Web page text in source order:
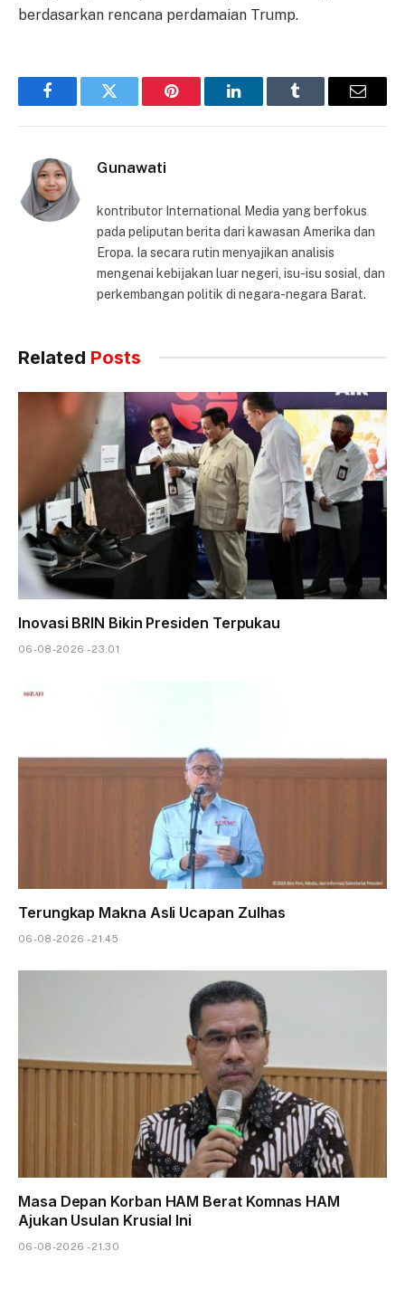
berdasarkan rencana perdamaian Trump.
FacebookTwitter Pinterest LinkedInTumblr Email
Gunawati
kontributor International Media yang berfokus
pada peliputan berita dari kawasan Amerika dan
Eropa. Ia secara rutin menyajikan analisis
mengenai kebijakan luar negeri, isu-isu sosial, dan
perkembangan politik di negara-negara Barat.
Related Posts
Inovasi BRIN Bikin Presiden Terpukau
06-08-2026 - 23.01
Terungkap Makna Asli Ucapan Zulhas
06-08-2026 - 21.45
Masa Depan Korban HAM Berat Komnas HAM
Ajukan Usulan Krusial Ini
06-08-2026 - 21.30